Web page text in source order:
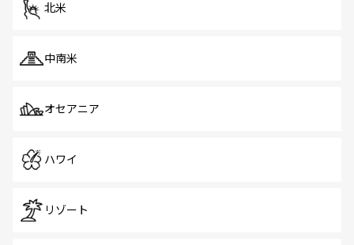
北米
中南米
オセアニア
ハワイ
リゾート